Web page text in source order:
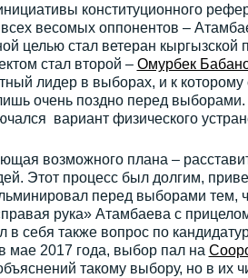
конституционного
всех весомых оппонентов –
целью стал ветеран кыргызской
стал второй – Омурбек
лидер в выборах, и к
очень поздно перед
вариант физического
возможного плана –
Этот процесс был долгим,
перед выборами тем,
рука» Атамбаева с
в себя также вопрос по
мае 2017 года, выбор пал на
такому выбору, но в